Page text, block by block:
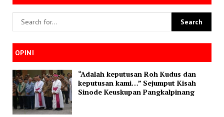
OPINI
“Adalah keputusan Roh Kudus dan
keputusan kami…” Sejumput Kisah
Sinode Keuskupan Pangkalpinang